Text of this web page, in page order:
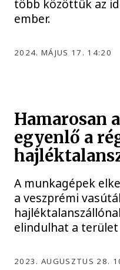
több közöttük az
ember.
2024. MÁJUS 17. 14:20
Hamarosan
egyenlő a
A munkagépek
a veszprémi
elindulhat a
2023. AUGUSZTUS 28.